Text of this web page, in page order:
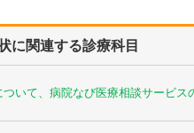
に関連する診療科目
ついて、病院なび医療相談サービ